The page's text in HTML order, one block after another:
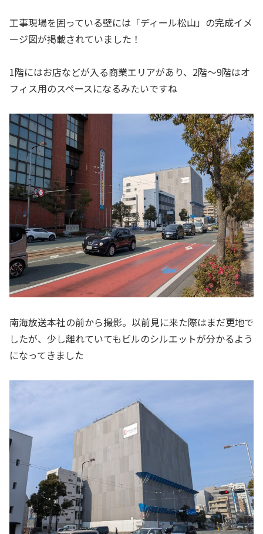
工事現場を囲っている壁には「ディール松山」の完成イメ
ージ図が掲載されていました！
1階にはお店などが入る商業エリアがあり、2階～9階はオ
フィス用のスペースになるみたいですね
南海放送本社の前から撮影。以前見に来た際はまだ更地で
したが、少し離れていてもビルのシルエットが分かるよう
になってきました